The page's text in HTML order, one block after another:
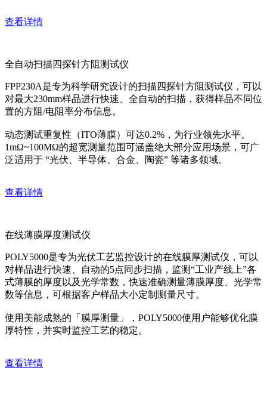
查看详情
全自动扫描四探针方阻测试仪
FPP230A是专为科学研究设计的扫描四探针方阻测试仪，可以
对最大230mm样品进行快速、全自动的扫描，获得样品不同位
置的方阻/电阻率分布信息。
动态测试重复性（ITO薄膜）可达0.2%，为行业领先水平。
1mΩ~100MΩ的超宽测量范围可涵盖绝大部分应用场景，可广
泛适用于 “光伏、半导体、合金、陶瓷” 等诸多领域。
查看详情
在线薄膜厚度测试仪
POLY5000是专为光伏工艺监控设计的在线膜厚测试仪，可以
对样品进行快速、自动的5点同步扫描，监测“工业产线上”各
式薄膜的厚度以及光学常数，快速准确测量薄膜厚度、光学常
数等信息，可根据客户样品大小定制测量尺寸。
使用美能成熟的「膜厚测量」，POLY5000使用户能够优化膜
厚特性，并实时监控工艺的稳定。
查看详情